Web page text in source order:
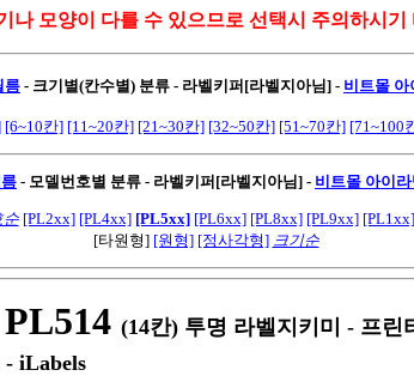
나 모양이 다를 수 있으므로 선택시 주의하시기
름 - 크기별(칸수별) 분류 - 라벨키퍼[라벨지아님] - 비트몰 아
[6~10칸] [11~20칸] [21~30칸] [32~50칸] [51~70칸] [71~100
- 모델번호별 분류 - 라벨키퍼[라벨지아님] - 비트몰 아이라
순 [PL2xx] [PL4xx] [PL5xx] [PL6xx] [PL8xx] [PL9xx] [PL1xx]
[타원형] [원형] [정사각형] 크기순
(14칸) 투명 라벨지키미 - 프린
- iLabels